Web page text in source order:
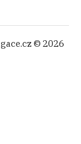
© 2026